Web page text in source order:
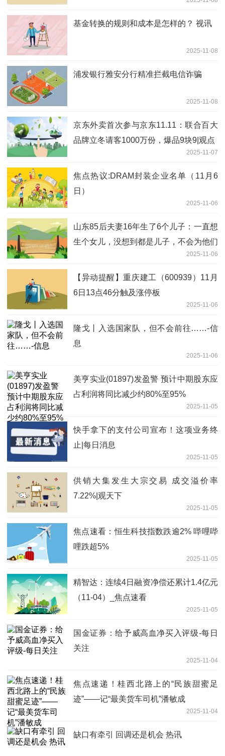
基金转换的规则和成本是怎样的？ 视讯
2025-11-08
浦发银行雅安分行精准拦截电信诈骗
2025-11-08
京东外卖首次参与京东11.11：联合百大
品牌立冬请客1000万份，爆品9块9|观点
2025-11-07
焦点热议:DRAM封装企业名单（11月6
日）
2025-11-06
山东85后夫妻16年生了6个儿子：一直想
生个女儿，没想到都是儿子，不会为他们
2025-11-06
【异动提醒】重庆建工（600939）11月
6日13点46分触及涨停板
2025-11-06
隆戈丨入选国家队，但不会前往……-信
息
2025-11-06
美亨实业(01897)发盈警 预计中期股东应
占利润将同比减少约80%至95%
2025-11-05
快手拿下的支付公司宣布！这项业务终
止|每日消息
2025-11-05
供销大集发生大宗交易 成交溢价率
7.22%|观天下
2025-11-05
焦点速看：恒生科技指数跌逾2% 哔哩哔
哩跌超5%
2025-11-05
精智达：连续4日融资净偿还累计1.4亿元
（11-04）_焦点速看
2025-11-05
国金证券：给予威高血净买入评级-每日
关注
2025-11-04
焦点速递！桂西北路上的“民族甜蜜足
迹”——记“最美货车司机”潘敏成
2025-11-04
缺口有牵引 回调还是机会 热讯